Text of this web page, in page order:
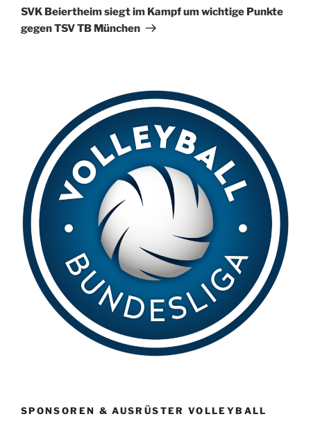
t
i
Beitrag
SVK Beiertheim siegt im Kampf um wichtige Punkte
gegen TSV TB München
SPONSOREN & AUSRÜSTER VOLLEYBALL